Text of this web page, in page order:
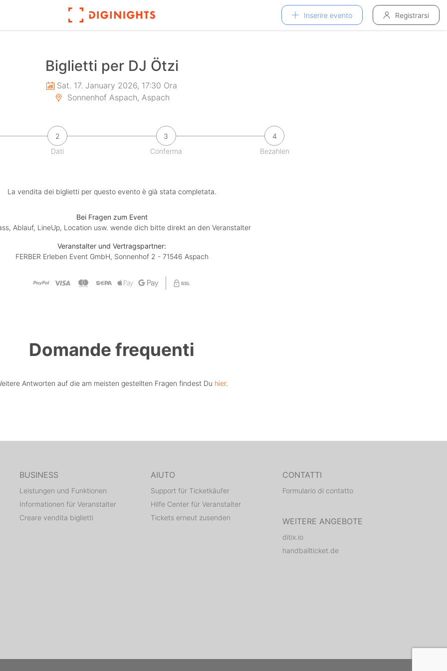
Inserire evento Registrarsi
Biglietti per DJ Ötzi
Sat. 17. January 2026, 17:30 Ora
Sonnenhof Aspach, Aspach
2
Dati
3
Conferma
4
Bezahlen
La vendita dei biglietti per questo evento è già stata completata.
Bei Fragen zum Event
Ablauf, LineUp, Location usw. wende dich bitte direkt an den Veranstalter
Veranstalter und Vertragspartner:
FERBER Erleben Event GmbH, Sonnenhof 2 - 71546 Aspach
Domande frequenti
Antworten auf die am meisten gestellten Fragen findest Du hier.
BUSINESS
Leistungen und Funktionen
Informationen für Veranstalter
Creare vendita biglietti
AIUTO
Support für Ticketkäufer
Hilfe Center für Veranstalter
Tickets erneut zusenden
CONTATTI
Formulario di contatto
WEITERE ANGEBOTE
ditix.io
handballticket.de